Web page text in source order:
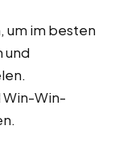
um im besten
und
Win-Win-